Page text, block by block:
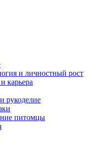
и личностный рост
карьера
рукоделие
питомцы